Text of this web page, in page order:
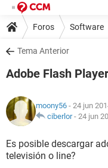
Foros Software
Tema Anterior
Adobe Flash
moony56 - 24 jun
ciberlor- 24 jun
Es posible descargar
televisión o line?